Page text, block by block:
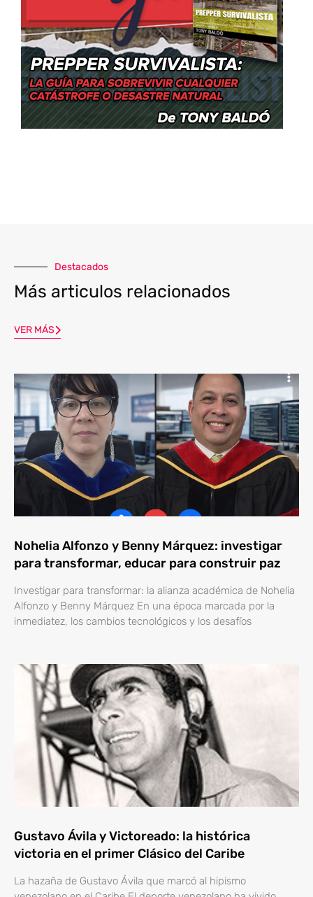
Destacados
Más articulos relacionados
VER MÁS
Nohelia Alfonzo y Benny Márquez: investigar
para transformar, educar para construir paz
Investigar para transformar: la alianza académica de Nohelia
Alfonzo y Benny Márquez En una época marcada por la
inmediatez, los cambios tecnológicos y los desafíos
Gustavo Ávila y Victoreado: la histórica
victoria en el primer Clásico del Caribe
La hazaña de Gustavo Ávila que marcó al hipismo